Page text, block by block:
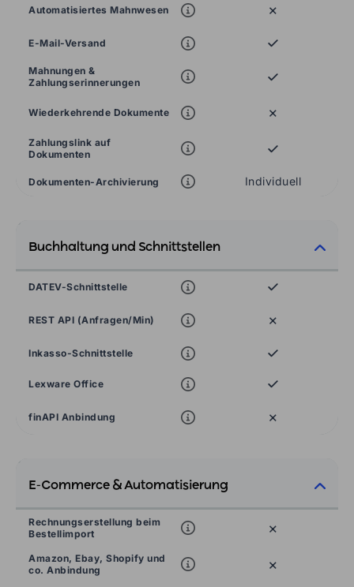
Automatisiertes Mahnwesen ×
E-Mail-Versand
Mahnungen &
Zahlungserinnerungen
Wiederkehrende Dokumente ×
Zahlungslink auf
Dokumenten
Dokumenten-Archivierung Individuell
Buchhaltung und Schnittstellen
DATEV-Schnittstelle
REST API (Anfragen/Min) ×
Inkasso-Schnittstelle
Lexware Office
finAPI Anbindung ×
E-Commerce & Automatisierung
Rechnungserstellung beim
Bestellimport
×
Amazon, Ebay, Shopify und
co. Anbindung
×